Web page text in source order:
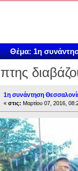
Θέμα: 1η
1η συνάντηση
« στις: Μαρτίου 07, 2016,